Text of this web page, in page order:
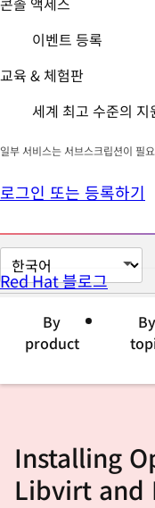
이벤트 등록
교육 & 체험판
세계 최고 수준의 지
일부 서비스는 서브스크립션이 필
로그인 또는 등록하기
페
이
변
Red Hat 블로그
By
product
By
Installing
Libvirt and